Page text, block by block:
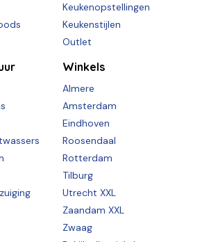
Keukenopstellingen
Keukenstijlen
Outlet
Winkels
Almere
Amsterdam
Eindhoven
Roosendaal
Rotterdam
Tilburg
Utrecht XXL
Zaandam XXL
Zwaag